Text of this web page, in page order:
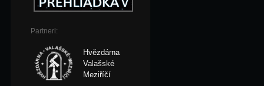
Partneri:
Hvězdárna
Valašské
Meziříčí